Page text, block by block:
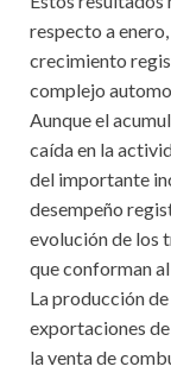
respecto a
crecimiento
complejo
Aunque el
caída en la
del importante
desempeño
evolución de los
que conforman
La producción
exportaciones
la venta de